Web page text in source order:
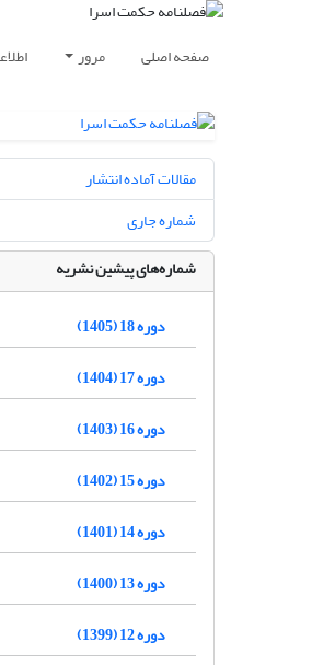
صفحه اصلی مرور
مقالات آماده انتشار
شماره جاری
شماره‌های پیشین نشریه
دوره 18 (1405)
دوره 17 (1404)
دوره 16 (1403)
دوره 15 (1402)
دوره 14 (1401)
دوره 13 (1400)
دوره 12 (1399)